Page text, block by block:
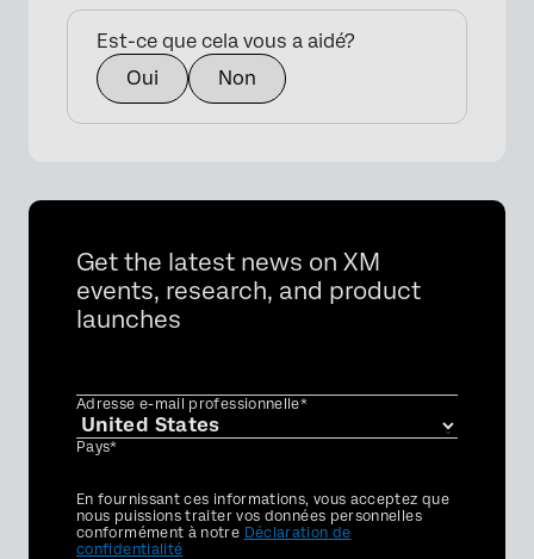
Est-ce que cela vous a aidé?
Oui
Non
Get the latest news on XM
events, research, and product
launches
Adresse e-mail professionnelle*
Pays*
Privacy
Optin
En fournissant ces informations, vous acceptez que
nous puissions traiter vos données personnelles
conformément à notre Déclaration de
confidentialité